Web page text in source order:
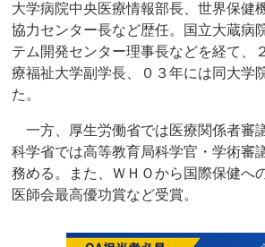
大学病院中央医療情報部長、世界保健
協力センター長など歴任。国立大蔵病
テム開発センター理事長などを経て、
療福祉大学副学長、０３年には同大学
た。
一方、厚生労働省では医療関係者審
科学省では高等教育局科学官・学術審
務める。また、ＷＨＯから国際保健へ
医師会最高優功賞など受賞。